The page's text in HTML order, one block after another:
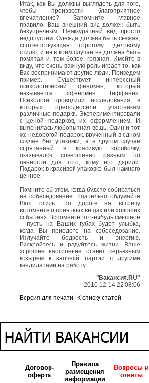
Итак, как Вы должны выглядеть для того,
чтобы произвести благоприятное
впечатление? Запомните главное
правило: Ваш внешний вид должен быть
безупречным. Неаккуратный вид просто
недопустим. Одежда должна быть свежая,
соответствующая строгому деловому
стилю, и ни в коем случае не должна быть
помятая и, тем более, грязная. Имейте в
виду, что очень важную роль играет то, как
Вас воспринимают другие люди. Приведем
пример. Существует интересный
психологический феномен, который
называется «феномен Тиффани».
Психологи проводили исследования, в
которых преподносили участникам
различные подарки. Экспериментировали
с ценой подарков, их оформлением. И
выяснилась любопытная вещь. Один и тот
же недорогой подарок, врученный в одном
случае без упаковки, а в другом случае
спрятанный в красивую коробочку,
оказывался совершенно разным по
ценности для того, кому его дарили.
Подарок в красивой упаковке был намного
ценнее.
Помните об этом, когда будете собираться
на собеседование. Тщательно обдумайте
Ваш стиль. По дороге на встречу
вспомните о приятных вещах или хороших
событиях. Вспомните что-нибудь смешное
– пусть на Ваших губах будет улыбка,
когда Вы приедете на собеседование.
Излучайте бодрость и энергию.
Раскройтесь и радуйтесь жизни. Ваше
хорошее настроение станет серьезным
козырем в заочной партии с другими
кандидатами на работу.
"Вакансия.RU"
2010-12-14 22:08:06
Версия для печати
К списку статей
Договор-
оферта
Правила
размещения
информации
Вопросы и
ответы